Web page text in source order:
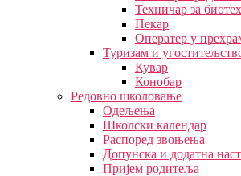
Техничар за
Пекар
Оператер у
Туризам и
Кувар
Конобар
Редовно школовање
Одељења
Школски календар
Распоред звоњења
Допунска и додатна
Пријем родитеља